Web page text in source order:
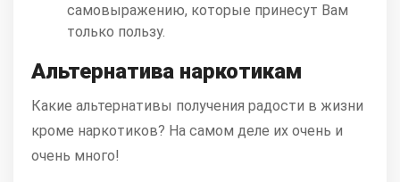
самовыражению, которые принесут Вам
только пользу.
Альтернатива наркотикам
Какие альтернативы получения радости в жизни
кроме наркотиков? На самом деле их очень и
очень много!